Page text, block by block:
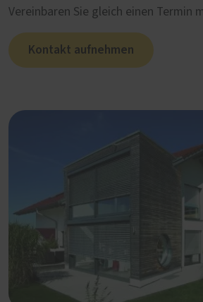
Vereinbaren Sie gleich einen Termin
Kontakt aufnehmen